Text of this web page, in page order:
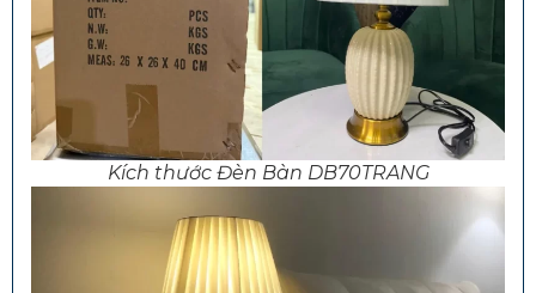
Kích thước Đèn Bàn DB70TRANG